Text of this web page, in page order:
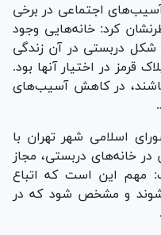
آسیب‌های اجتماعی در برخی
کرد: خانه‌هایی وجود
شکل دربستی در آن زندگی
قرمز در اختیار آنها بود.
باشند، در کاهش آسیب‌های
اسلامی شهر تهران با
در خانه‌های دربستی، مجاز
مهم این است که اتباع
و مشخص شود که در